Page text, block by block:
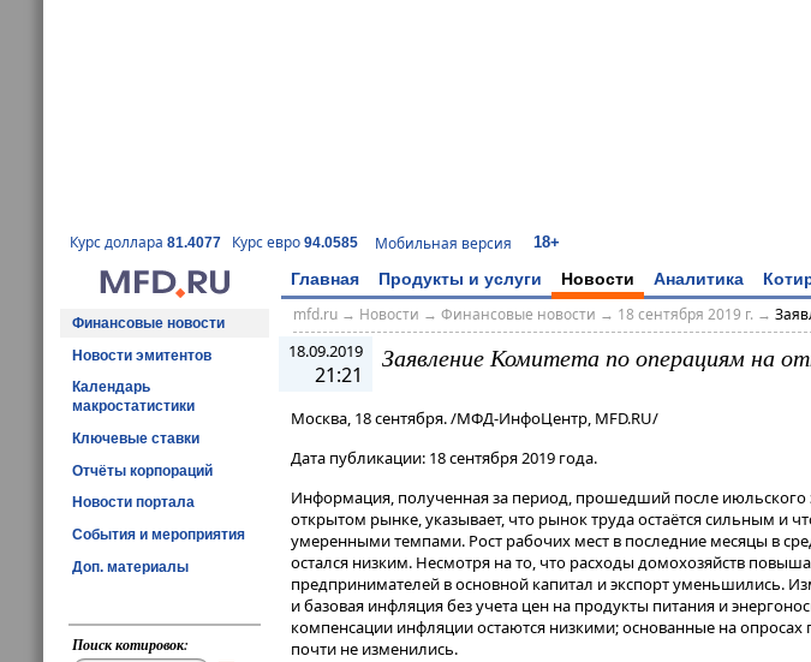
Курс доллара 81.4077 Курс евро 94.0585 Мобильная версия 18+
Главная Продукты и услуги Новости Аналитика
Финансовые новости
Новости эмитентов
Календарь
макростатистики
Ключевые ставки
Отчёты корпораций
Новости портала
События и мероприятия
Доп. материалы
Поиск котировок:
mfd.ru→ Новости → Финансовые новости → 18 сентября 2019 г. →
18.09.2019
21:21
Заявление Комитета по операциям
Москва, 18 сентября. /МФД-ИнфоЦентр, MFD.RU/
Дата публикации: 18 сентября 2019 года.
Информация, полученная за период, прошедший после июльского
открытом рынке, указывает, что рынок труда остаётся сильным и
умеренными темпами. Рост рабочих мест в последние месяцы в
остался низким. Несмотря на то, что расходы домохозяйств
предпринимателей в основной капитал и экспорт уменьшились.
и базовая инфляция без учета цен на продукты питания и
компенсации инфляции остаются низкими; основанные на
почти не изменились.